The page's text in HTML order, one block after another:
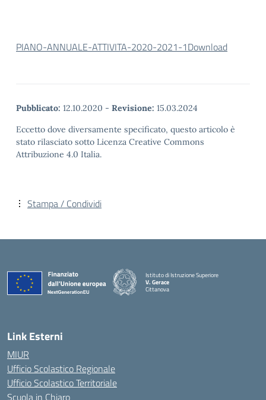
PIANO-ANNUALE-ATTIVITA-2020-2021-1Download
Pubblicato: 12.10.2020 - Revisione: 15.03.2024
Eccetto dove diversamente specificato, questo articolo è
stato rilasciato sotto Licenza Creative Commons
Attribuzione 4.0 Italia.
Stampa / Condividi
Istituto di Istruzione Superiore
V. Gerace
Cittanova
Link Esterni
MIUR
Ufficio Scolastico Regionale
Ufficio Scolastico Territoriale
Scuola in Chiaro